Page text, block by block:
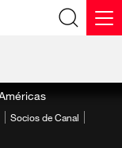
Socios de Canal